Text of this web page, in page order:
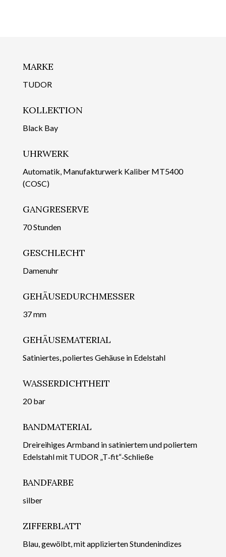
MARKE
TUDOR
KOLLEKTION
Black Bay
UHRWERK
Automatik, Manufakturwerk Kaliber MT5400
(COSC)
GANGRESERVE
70 Stunden
GESCHLECHT
Damenuhr
GEHÄUSEDURCHMESSER
37 mm
GEHÄUSEMATERIAL
Satiniertes, poliertes Gehäuse in Edelstahl
WASSERDICHTHEIT
20 bar
BANDMATERIAL
Dreireihiges Armband in satiniertem und poliertem
Edelstahl mit TUDOR „T‑fit“‑Schließe
BANDFARBE
silber
ZIFFERBLATT
Blau, gewölbt, mit appli­zierten Stundenindizes